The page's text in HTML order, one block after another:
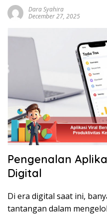
Dara Syahira
December 27, 2025
Pengenalan
Digital
Di era digital saat ini,
tantangan dalam